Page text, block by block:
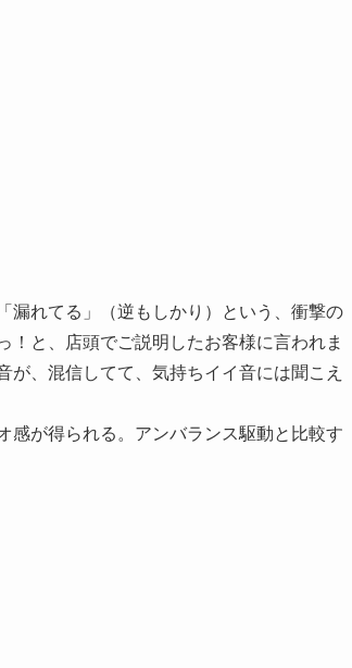
漏れてる」（逆もしかり）という、衝撃の
と、店頭でご説明したお客様に言われま
、混信してて、気持ちイイ音には聞こえ
感が得られる。アンバランス駆動と比較す